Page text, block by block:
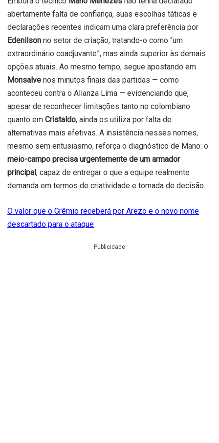
abertamente falta de confiança, suas escolhas táticas e
declarações recentes indicam uma clara preferência por
Edenilson no setor de criação, tratando-o como “um
extraordinário coadjuvante”, mas ainda superior às demais
opções atuais. Ao mesmo tempo, segue apostando em
Monsalve nos minutos finais das partidas — como
aconteceu contra o Alianza Lima — evidenciando que,
apesar de reconhecer limitações tanto no colombiano
quanto em Cristaldo, ainda os utiliza por falta de
alternativas mais efetivas. A insistência nesses nomes,
mesmo sem entusiasmo, reforça o diagnóstico de Mano: o
meio-campo precisa urgentemente de um armador
principal , capaz de entregar o que a equipe realmente
demanda em termos de criatividade e tomada de decisão.
O valor que o Grêmio receberá por Arezo e o novo nome
descartado para o ataque
Publicidade